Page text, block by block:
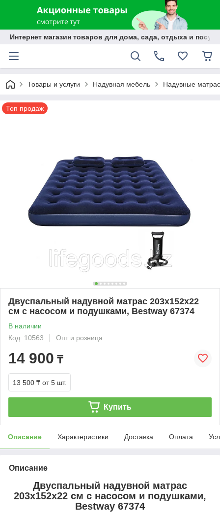
Интернет магазин товаров для дома, сада, отдыха и
Товары и услуги Надувная мебель Надувные
Топ продаж
Двуспальный надувной матрас 203х152x22
см с насосом и подушками, Bestway 67374
В наличии
Код: 10563
Опт и розница
14 900 ₸
13 500 ₸ от 5 шт.
Купить
Описание Характеристики Доставка Оплата
Описание
Двуспальный надувной матрас
203х152x22 см с насосом и подушками,
Bestway 67374